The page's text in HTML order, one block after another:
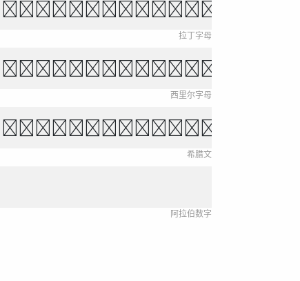
fox jumps
拉丁字母
падает, звёзды
西里尔字母
τόλμη η
希腊文
阿拉伯数字